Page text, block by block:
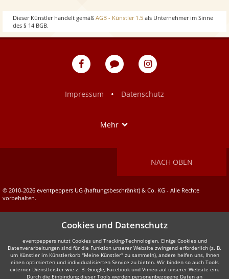
Dieser Künstler handelt gemäß AGB - Künstler 1.5 als Unternehmer im Sinne
des § 14 BGB.
eventpeppers
Blog
eventpeppers
Impressum
• Datenschutz
Mehr
NACH OBEN
© 2010-2026 eventpeppers UG (haftungsbeschränkt) & Co. KG - Alle Rechte
vorbehalten.
Cookies und Datenschutz
eventpeppers nutzt Cookies und Tracking-Technologien. Einige Cookies und
Datenverarbeitungen sind für die Funktion unserer Website zwingend erforderlich (z. B.
um Künstler im Künstlerkorb "Meine Künstler" zu sammeln), andere helfen uns, Ihnen
einen optimierten und individualisierten Service zu bieten. Wir binden so auch Tools
externer Dienstleister wie z. B. Google, Facebook und Vimeo auf unserer Website ein.
Durch die Einbindung dieser Tools werden personenbezogene Daten an